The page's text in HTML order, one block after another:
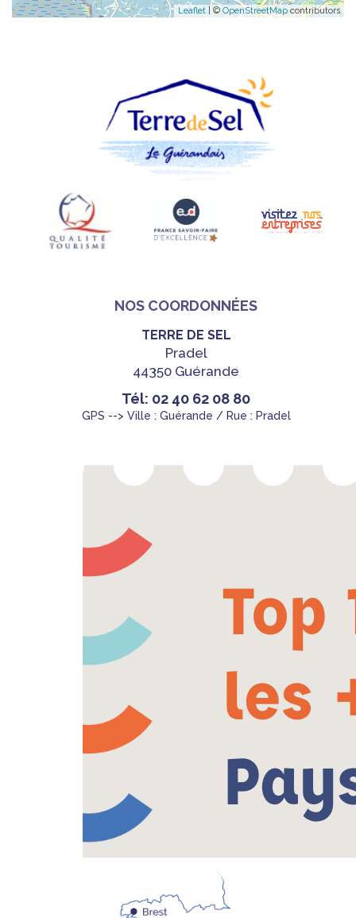
Leaflet | © OpenStreetMapcontributors
NOS COORDONNÉES
TERRE DE SEL
Pradel
44350 Guérande
Tél: 02 40 62 08 80
GPS --> Ville : Guérande / Rue : Pradel